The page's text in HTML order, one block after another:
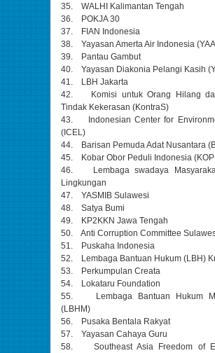
35. WALHI Kalimantan Tengah
36. POKJA 30
37. FIAN Indonesia
38. Yayasan Amerta Air Indonesia
39. Pantau Gambut
40. Yayasan Diakonia Pelangi Kasih
41. LBH Jakarta
42. Komisi untuk Orang Hilang
Tindak Kekerasan (KontraS)
43. Indonesian Center for
(ICEL)
44. Barisan Pemuda Adat Nusantara
45. Kobar Obor Peduli Indonesia
46. Lembaga swadaya
Lingkungan
47. YASMIB Sulawesi
48. Satya Bumi
49. KP2KKN Jawa Tengah
50. Anti Corruption Committee
51. Puskaha Indonesia
52. Lembaga Bantuan Hukum (LBH)
53. Perkumpulan Creata
54. Lokataru Foundation
55. Lembaga Bantuan Hukum
(LBHM)
56. Pusaka Bentala Rakyat
57. Yayasan Cahaya Guru
58. Southeast Asia Freedom of